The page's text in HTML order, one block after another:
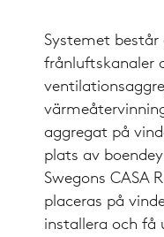
Systemet
frånluftskanaler
aggregat på
plats av
Swegons CASA
placeras på
installera och få